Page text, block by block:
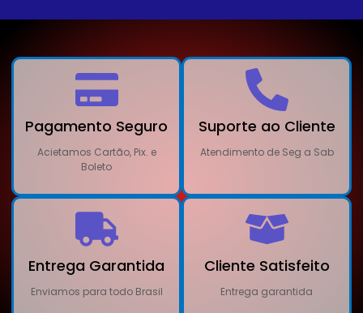
Pagamento Seguro
Acietamos Cartão, Pix. e
Boleto
Suporte ao Cliente
Atendimento de Seg a Sab
Entrega Garantida
Enviamos para todo Brasil
Cliente Satisfeito
Entrega garantida